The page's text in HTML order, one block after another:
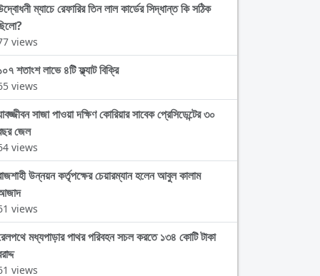
ম্যাচে রেফারির তিন লাল কার্ডের সিদ্ধান্ত কি সঠিক
views
শতাংশ লাভে ৪টি ফ্ল্যাট বিক্রি
views
সাজা পাওয়া দক্ষিণ কোরিয়ার সাবেক প্রেসিডেন্টের ৩০
জেল
views
উন্নয়ন কর্তৃপক্ষের চেয়ারম্যান হলেন আবুল কালাম
views
মধ্যপাড়ার পাথর পরিবহন সচল করতে ১৩৪ কোটি টাকা
views